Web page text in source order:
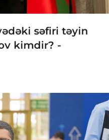
səfiri təyin
kimdir? -